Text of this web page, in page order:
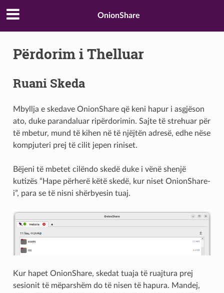
OnionShare
Përdorim i Thelluar
Ruani Skeda
Mbyllja e skedave OnionShare që keni hapur i asgjëson
ato, duke parandaluar ripërdorimin. Sajte të strehuar për
të mbetur, mund të kihen në të njëjtën adresë, edhe nëse
kompjuteri prej të cilit jepen riniset.
Bëjeni të mbetet cilëndo skedë duke i vënë shenjë
kutizës “Hape përherë këtë skedë, kur niset OnionShare-
i”, para se të nisni shërbyesin tuaj.
Kur hapet OnionShare, skedat tuaja të ruajtura prej
sesionit të mëparshëm do të nisen të hapura. Mandej,